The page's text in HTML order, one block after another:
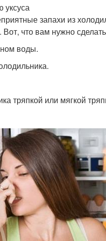
уксуса
запахи из
Вот, что вам нужно
воды.
тряпкой или мягкой